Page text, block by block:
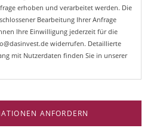
erhoben und verarbeitet werden. Die
Bearbeitung Ihrer Anfrage
Ihre Einwilligung jederzeit für die
widerrufen. Detaillierte
mit Nutzerdaten finden Sie in unserer
ANFORDERN